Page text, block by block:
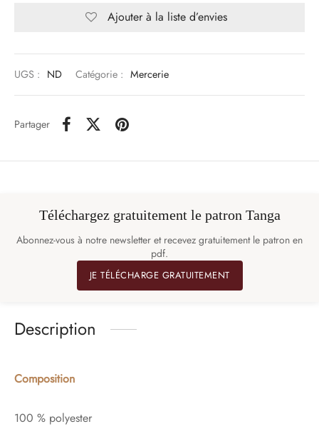
Ajouter à la liste d’envies
UGS : ND Catégorie : Mercerie
Partager
Téléchargez gratuitement le patron Tanga
Abonnez-vous à notre newsletter et recevez gratuitement le patron en
pdf.
JE TÉLÉCHARGE GRATUITEMENT
Description
Composition
100 % polyester